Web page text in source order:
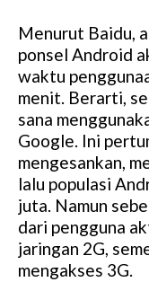
Menurut Baidu,
ponsel Android
waktu
menit. Berarti,
sana
Google. Ini
mengesankan,
lalu populasi
juta. Namun
dari pengguna
jaringan 2G,
mengakses 3G.